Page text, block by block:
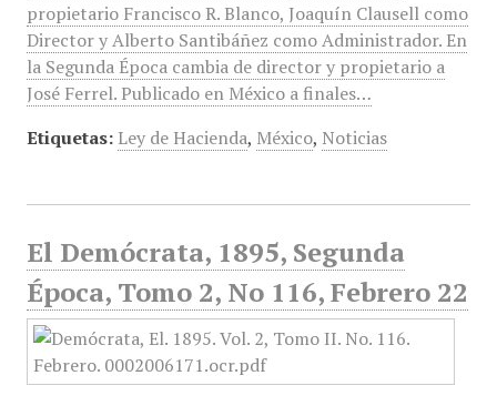
propietario Francisco R. Blanco, Joaquín Clausell como
Director y Alberto Santibáñez como Administrador. En
la Segunda Época cambia de director y propietario a
José Ferrel. Publicado en México a finales…
Etiquetas: Ley de Hacienda, México, Noticias
El Demócrata, 1895, Segunda
Época, Tomo 2, No 116, Febrero 22